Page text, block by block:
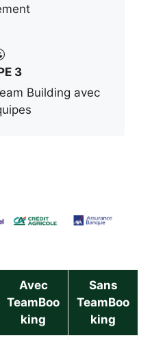
3
Building avec
Avec
TeamBoo
king
Sans
TeamBoo
king